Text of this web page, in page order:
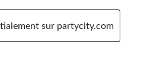
sur partycity.com